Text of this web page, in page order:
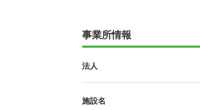
事業所情報
法人
施設名